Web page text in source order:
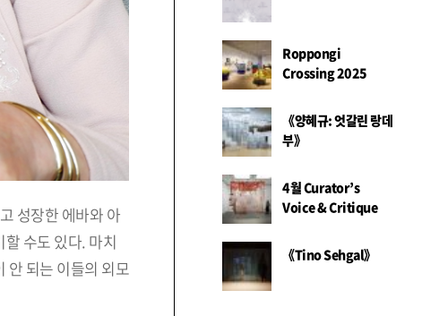
성장한 에바와 아
수도 있다. 마치
안 되는 이들의 외모
Roppongi
Crossing 2025
《양혜규: 엇갈린 랑데
부》
4월 Curator’s
Voice & Critique
《Tino Sehgal》